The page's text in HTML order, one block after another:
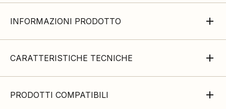
INFORMAZIONI PRODOTTO
CARATTERISTICHE TECNICHE
PRODOTTI COMPATIBILI